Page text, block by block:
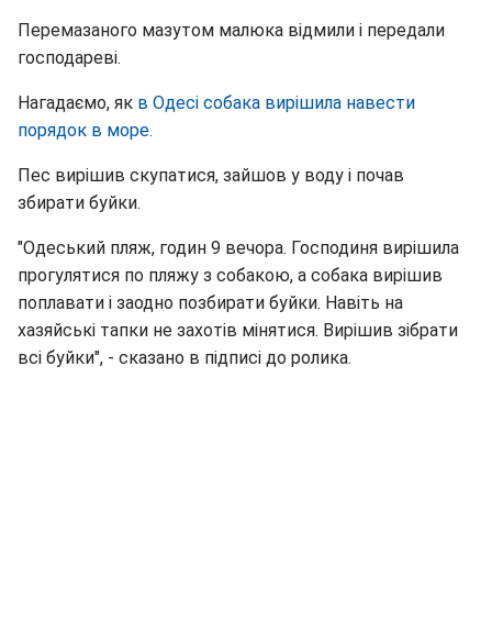
Перемазаного мазутом малюка відмили і передали
господареві.
Нагадаємо, як в Одесі собака вирішила навести
порядок в море.
Пес вирішив скупатися, зайшов у воду і почав
збирати буйки.
"Одеський пляж, годин 9 вечора. Господиня вирішила
прогулятися по пляжу з собакою, а собака вирішив
поплавати і заодно позбирати буйки. Навіть на
хазяйські тапки не захотів мінятися. Вирішив зібрати
всі буйки", - сказано в підписі до ролика.